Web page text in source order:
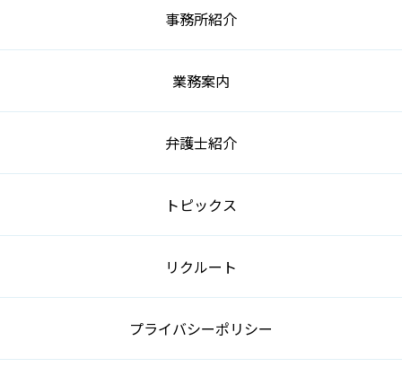
事務所紹介
業務案内
弁護士紹介
トピックス
リクルート
プライバシーポリシー